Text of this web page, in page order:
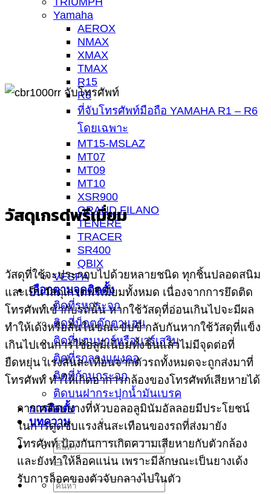
Yamaha
AEROX
NMAX
XMAX
TMAX
R15
R3
ที่จับโทรศัพท์มือถือ YAMAHA R1 – R6
โดยเฉพาะ
MT15-MSLAZ
MT07
MT09
MT10
XSR900
GRAND FILANO
TENERE
TRACER
SR400
QBIX
VESPA
เลือกตามจุดติดตั้ง
ติดที่รูหูกระจก
ติดที่น็อตตุ๊กตาแฮน
ติดที่แฮนบาร์หรือบาร์เสริม
ติดที่รูกลางแผงคอ
ติดที่ก้านกระจก
ติดบนฝากระปุกน้ำมันเบรค
การติดตั้ง
บทความ
วัสดุเกรดพรีเมี่ยม
วัสดุที่ใช้จะประกอบไปด้วยหลายชนิด ทุกชิ้นปลอดสนิม
และเป็นวัสดุเกรดพรีเมี่ยมทั้งหมด เนื่องจากการยึดติด
โทรศัพท์เข้ากับรถนั้น หากใช้วัสดุที่อ่อนเกินไปจะมีผล
ทำให้เด้งหรือสั่นในขณะขับขี่ กลับกันหากใช้วัสดุที่แข็ง
เกินไปเช่นการใช้อลูมีเนียมทั้งชิ้นแล้วไม่มีจุดต่อที่
ยืดหยุ่น แรงสั่นสะเทือนจากตัวรถทั้งหมดจะถูกส่งมาที่
โทรศัพท์ ทำให้เกิดอาการกล้องของโทรศัพท์เสียหายได้
การเคลือบยางที่หัวบอลอลูมินัมอัลลอยมีประโยชน์
ในการดูดซับแรงสั่นสะเทือนของรถที่ส่งมายัง
โทรศัพท์ ป้องกันการเกิดความเสียหายกับตัวกล้อง
และยังทำให้ล็อคแน่น เพราะมีลักษณะเป็นยางเด้ง
รับการล็อคของตัวจับกลางไปในตัว